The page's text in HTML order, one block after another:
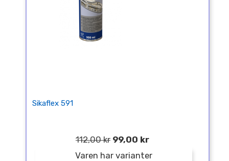
Sikaflex 591
112,00 kr 99,00 kr
Varen har varianter